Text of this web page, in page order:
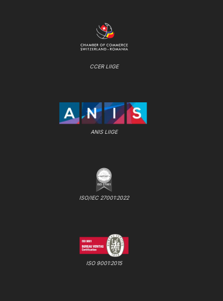
CCER LIIGE
ANIS LIIGE
ISO/IEC 27001:2022
ISO 9001:2015